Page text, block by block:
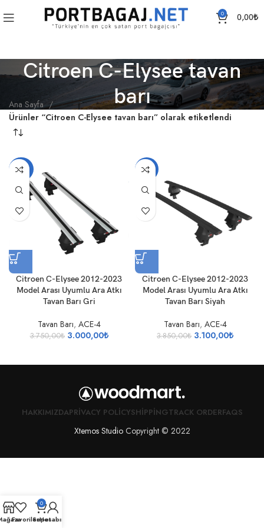
0 0,00₺
Citroen C-Elysee tavan
barı
Ana Sayfa
Ürünler “Citroen C-Elysee tavan barı” olarak etiketlendi
-20%
Citroen C-Elysee 2012-2023
Model Arası Uyumlu Ara Atkı
Tavan Barı Gri
Tavan Barı, ACE-4
3.750,00₺ 3.000,00₺
-19%
Citroen C-Elysee 2012-2023
Model Arası Uyumlu Ara Atkı
Tavan Barı Siyah
Tavan Barı, ACE-4
3.850,00₺ 3.100,00₺
HAKKIMIZDAPRIVACY POLICYSHIPPINGTRACK ORDERFAQS
Xtemos StudioCopyright © 2022
Favoriler
0
Sepet
Hesabım